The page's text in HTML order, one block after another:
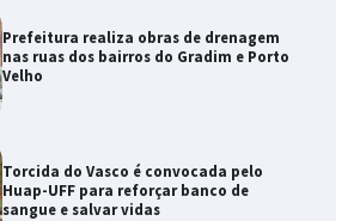
Prefeitura realiza obras de drenagem
nas ruas dos bairros do Gradim e Porto
Velho
Torcida do Vasco é convocada pelo
Huap-UFF para reforçar banco de
sangue e salvar vidas